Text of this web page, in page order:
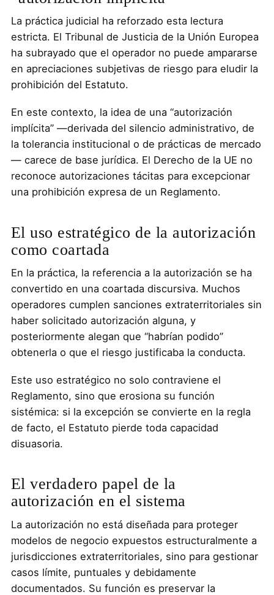
La práctica judicial ha reforzado esta lectura
estricta. El Tribunal de Justicia de la Unión Europea
ha subrayado que el operador no puede ampararse
en apreciaciones subjetivas de riesgo para eludir la
prohibición del Estatuto.
En este contexto, la idea de una “autorización
implícita” —derivada del silencio administrativo, de
la tolerancia institucional o de prácticas de mercado
— carece de base jurídica. El Derecho de la UE no
reconoce autorizaciones tácitas para excepcionar
una prohibición expresa de un Reglamento.
El uso estratégico de la autorización
como coartada
En la práctica, la referencia a la autorización se ha
convertido en una coartada discursiva. Muchos
operadores cumplen sanciones extraterritoriales sin
haber solicitado autorización alguna, y
posteriormente alegan que “habrían podido”
obtenerla o que el riesgo justificaba la conducta.
Este uso estratégico no solo contraviene el
Reglamento, sino que erosiona su función
sistémica: si la excepción se convierte en la regla
de facto, el Estatuto pierde toda capacidad
disuasoria.
El verdadero papel de la
autorización en el sistema
La autorización no está diseñada para proteger
modelos de negocio expuestos estructuralmente a
jurisdicciones extraterritoriales, sino para gestionar
casos límite, puntuales y debidamente
documentados. Su función es preservar la